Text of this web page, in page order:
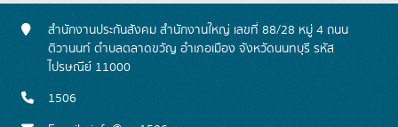
สำนักงานประกันสังคม สำนักงานใหญ่ เลขที่ 88/28 หมู่ 4 ถนน
ติวานนท์ ตำบลตลาดขวัญ อำเภอเมือง จังหวัดนนทบุรี รหัส
ไปรษณีย์ 11000
1506